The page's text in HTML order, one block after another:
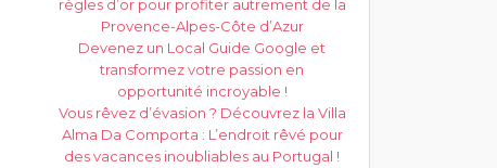
règles d’or pour profiter autrement de la
Provence-Alpes-Côte d’Azur
Devenez un Local Guide Google et
transformez votre passion en
opportunité incroyable !
Vous rêvez d’évasion ? Découvrez la Villa
Alma Da Comporta : L’endroit rêvé pour
des vacances inoubliables au Portugal !